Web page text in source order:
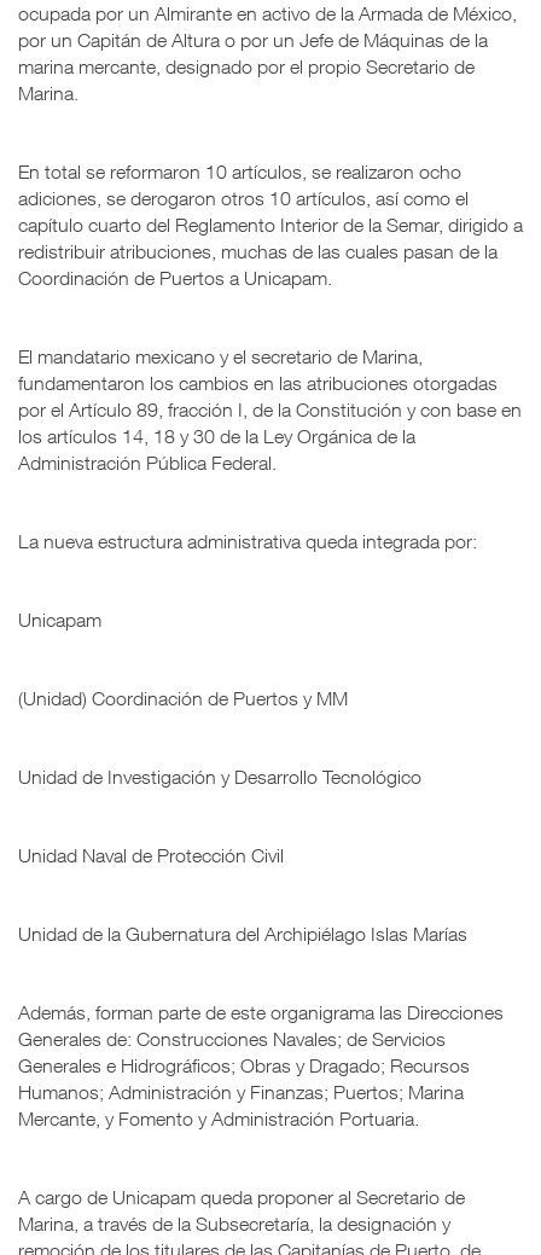
ocupada por un Almirante en activo de la Armada de México,
por un Capitán de Altura o por un Jefe de Máquinas de la
marina mercante, designado por el propio Secretario de
Marina.
En total se reformaron 10 artículos, se realizaron ocho
adiciones, se derogaron otros 10 artículos, así como el
capítulo cuarto del Reglamento Interior de la Semar, dirigido a
redistribuir atribuciones, muchas de las cuales pasan de la
Coordinación de Puertos a Unicapam.
El mandatario mexicano y el secretario de Marina,
fundamentaron los cambios en las atribuciones otorgadas
por el Artículo 89, fracción I, de la Constitución y con base en
los artículos 14, 18 y 30 de la Ley Orgánica de la
Administración Pública Federal.
La nueva estructura administrativa queda integrada por:
Unicapam
(Unidad) Coordinación de Puertos y MM
Unidad de Investigación y Desarrollo Tecnológico
Unidad Naval de Protección Civil
Unidad de la Gubernatura del Archipiélago Islas Marías
Además, forman parte de este organigrama las Direcciones
Generales de: Construcciones Navales; de Servicios
Generales e Hidrográficos; Obras y Dragado; Recursos
Humanos; Administración y Finanzas; Puertos; Marina
Mercante, y Fomento y Administración Portuaria.
A cargo de Unicapam queda proponer al Secretario de
Marina, a través de la Subsecretaría, la designación y
remoción de los titulares de las Capitanías de Puerto, de